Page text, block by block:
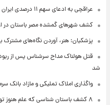
عراقچی به ادعای سهم ۱۱ درصدی ایران از خزر پاسخ داد
کشف شهرهای گمشده مصر باستان در
پزشکیان: هنر، آوردن نگاه‌های
قتل هولناک مداح سرشناس پس از
شد
واگذاری املاک تملیکی و مازاد بانک
۸ کشف باستان شناسی که علم هنوز توضیحی برای آنها ندارد+ تصاویر